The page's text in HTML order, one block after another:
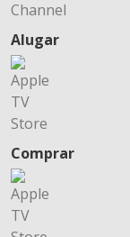
Alugar
Comprar